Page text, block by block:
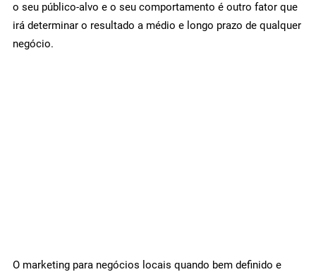
o seu público-alvo e o seu comportamento é outro fator que
irá determinar o resultado a médio e longo prazo de qualquer
negócio.
O marketing para negócios locais quando bem definido e